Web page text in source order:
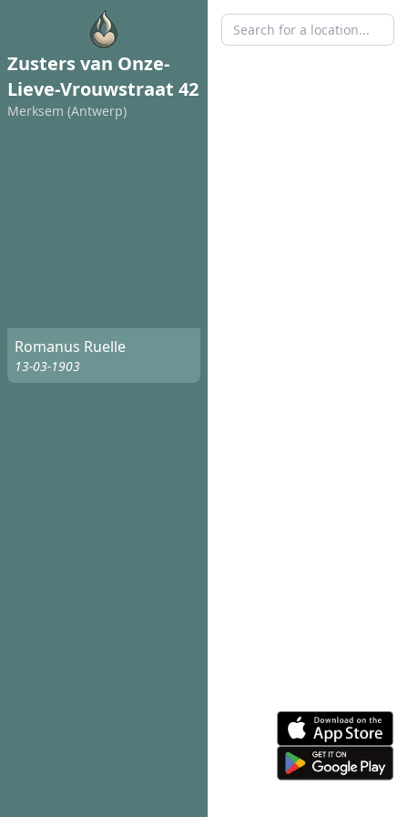
Zusters van Onze-
Lieve-Vrouwstraat 42
Merksem (Antwerp)
Romanus Ruelle
13-03-1903